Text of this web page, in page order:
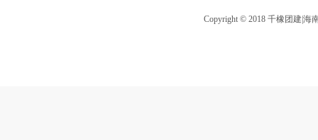
Copyright © 2018 千橡团建|